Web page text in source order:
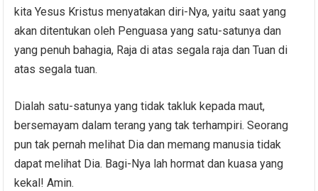
kita Yesus Kristus menyatakan diri-Nya, yaitu saat yang
akan ditentukan oleh Penguasa yang satu-satunya dan
yang penuh bahagia, Raja di atas segala raja dan Tuan di
atas segala tuan.
Dialah satu-satunya yang tidak takluk kepada maut,
bersemayam dalam terang yang tak terhampiri. Seorang
pun tak pernah melihat Dia dan memang manusia tidak
dapat melihat Dia. Bagi-Nya lah hormat dan kuasa yang
kekal! Amin.